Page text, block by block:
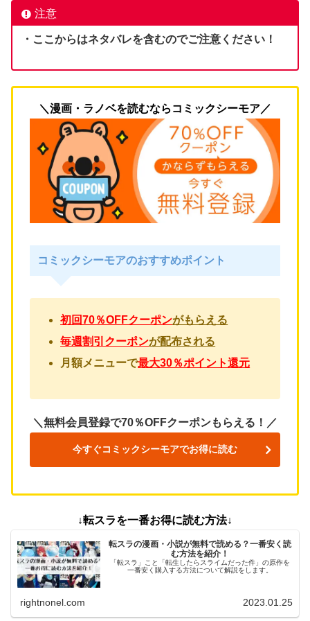
注意
・ここからはネタバレを含むのでご注意ください！
＼漫画・ラノベを読むならコミックシーモア／
コミックシーモアのおすすめポイント
初回70％OFFクーポンがもらえる
毎週割引クーポンが配布される
月額メニューで最大30％ポイント還元
＼無料会員登録で70％OFFクーポンもらえる！／
今すぐコミックシーモアでお得に読む
↓転スラを一番お得に読む方法↓
転スラの漫画・小説が無料で読める？一番安く読
む方法を紹介！
「転スラ」こと「転生したらスライムだった件」の原作を
一番安く購入する方法について解説をします。
rightnonel.com 2023.01.25